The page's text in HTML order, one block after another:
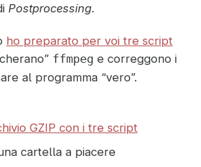
Postprocessing.
ho preparato per voi tre script
ffmpeg e correggono i
al programma “vero”.
GZIP con i tre script
cartella a piacere